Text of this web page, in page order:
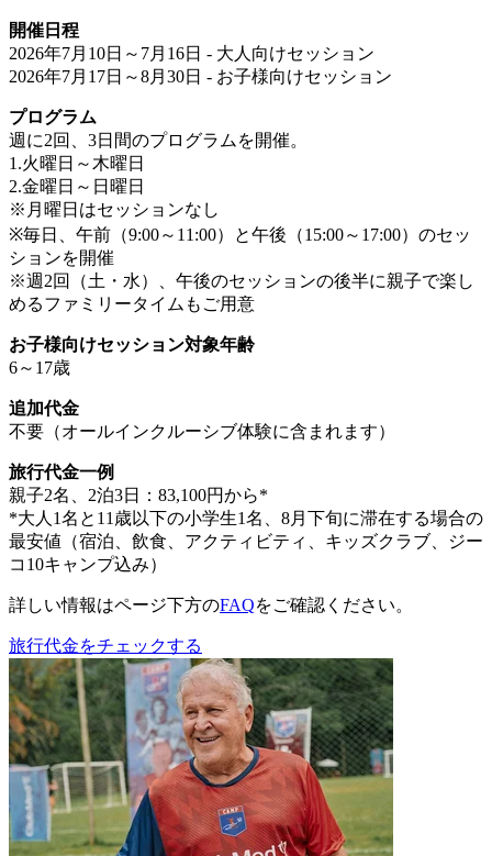
開催日程
2026年7月10日～7月16日 - 大人向けセッション
2026年7月17日～8月30日 - お子様向けセッション
プログラム
週に2回、3日間のプログラムを開催。
1.火曜日～木曜日
2.金曜日～日曜日
※月曜日はセッションなし
※毎日、午前（9:00～11:00）と午後（15:00～17:00）のセッ
ションを開催
※週2回（土・水）、午後のセッションの後半に親子で楽し
めるファミリータイムもご用意
お子様向けセッション対象年齢
6～17歳
追加代金
不要（オールインクルーシブ体験に含まれます）
旅行代金一例
親子2名、2泊3日：83,100円から*
*大人1名と11歳以下の小学生1名、8月下旬に滞在する場合の
最安値（宿泊、飲食、アクティビティ、キッズクラブ、ジー
コ10キャンプ込み）
詳しい情報はページ下方のFAQをご確認ください。
旅行代金をチェックする